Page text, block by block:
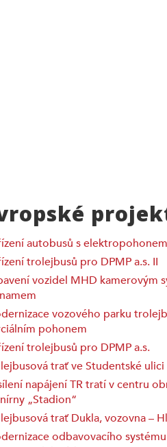
autobusů s elektropohonem
trolejbusů pro DPMP a.s. II
vozidel MHD kamerovým
vozového parku
pohonem
trolejbusů pro DPMP a.s.
trať ve Studentské ulici
napájení TR tratí v centru
„Stadion“
trať Dukla, vozovna –
odbavovacího